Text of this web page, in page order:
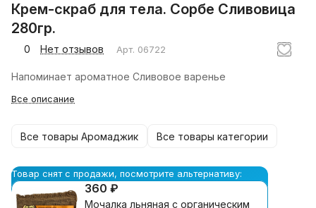
Крем-скраб для тела. Сорбе Сливовица
280гр.
0 Нет отзывов Арт. 06722
Напоминает ароматное Сливовое варенье
Все описание
Все товары Аромаджик Все товары категории
Товар снят с продажи, посмотрите альтернативу:
360 ₽
Мочалка льняная с органическим